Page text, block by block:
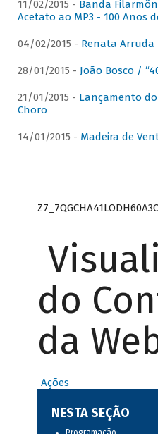
11/02/2015 - Banda
Acetato ao MP3 - 100 Anos
04/02/2015 - Renata Arruda
28/01/2015 - João Bosco /
21/01/2015 - Lançamento
Choro
14/01/2015 - Madeira de
do
da
Ações
NESTA SEÇÃO